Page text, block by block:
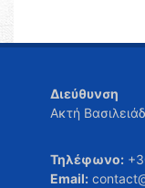
Διεύθυνση
Ακτή
Τηλέφωνο:
Email: